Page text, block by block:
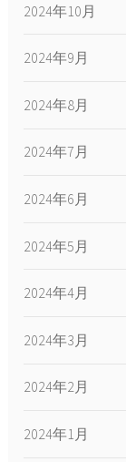
2024年10月
2024年9月
2024年8月
2024年7月
2024年6月
2024年5月
2024年4月
2024年3月
2024年2月
2024年1月